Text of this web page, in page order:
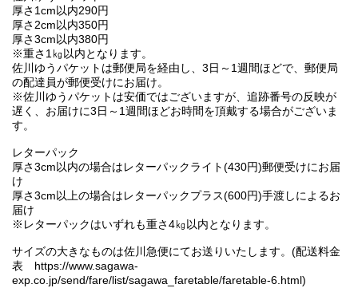
厚さ1cm以内290円
厚さ2cm以内350円
厚さ3cm以内380円
※重さ1㎏以内となります。
佐川ゆうパケットは郵便局を経由し、3日～1週間ほどで、郵便局
の配達員が郵便受けにお届け。
※佐川ゆうパケットは安価ではございますが、追跡番号の反映が
遅く、お届けに3日～1週間ほどお時間を頂戴する場合がございま
す。
レターパック
厚さ3cm以内の場合はレターパックライト(430円)郵便受けにお届
け
厚さ3cm以上の場合はレターパックプラス(600円)手渡しによるお
届け
※レターパックはいずれも重さ4㎏以内となります。
サイズの大きなものは佐川急便にてお送りいたします。(配送料金
表 https://www.sagawa-
exp.co.jp/send/fare/list/sagawa_faretable/faretable-6.html)